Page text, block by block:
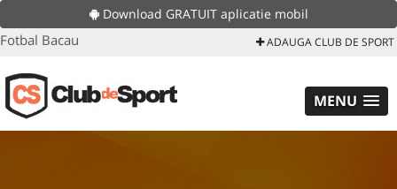
Download GRATUIT aplicatie mobil
Fotbal Bacau ADAUGA CLUB DE SPORT
MENU